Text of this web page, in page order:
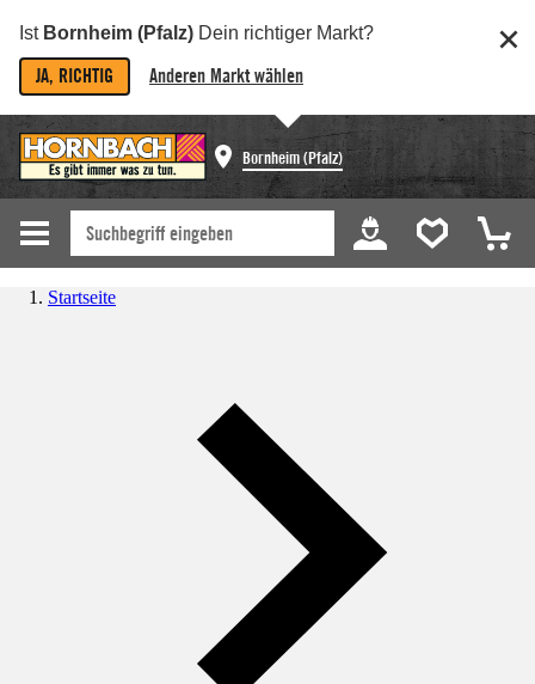
Ist Bornheim (Pfalz) Dein richtiger Markt?
JA, RICHTIG Anderen Markt wählen
Bornheim (Pfalz)
Startseite